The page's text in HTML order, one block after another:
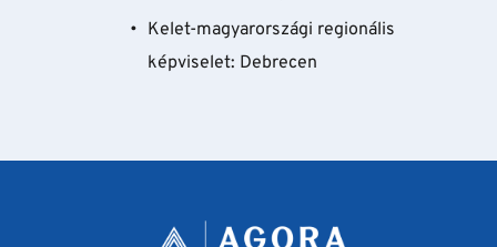
Kelet-magyarországi regionális
képviselet: Debrecen